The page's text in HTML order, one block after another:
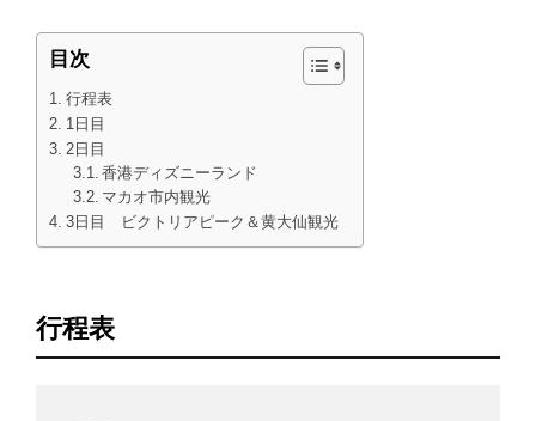
目次
行程表
1日目
2日目
香港ディズニーランド
マカオ市内観光
3日目 ビクトリアピーク＆黄大仙観光
行程表